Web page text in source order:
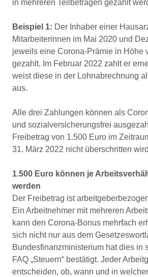
in mehreren Teilbeträgen gezahlt
Beispiel 1: Der Inhaber einer
Mitarbeiterinnen im Mai 2020 und
jeweils eine Corona-Prämie in Höhe
gezahlt. Im Februar 2022 zahlt er
weist diese in der Lohnabrechnung
aus.
Alle drei Zahlungen können als
und sozialversicherungsfrei
Freibetrag von 1.500 Euro im
31. März 2022 nicht überschritten
1.500 Euro können je
werden
Der Freibetrag ist
Ein Arbeitnehmer mit mehreren
kann den Corona-Bonus mehrfach
sich nicht nur aus dem
Bundesfinanzministerium hat dies in
FAQ „Steuern“ bestätigt. Jeder
entscheiden, ob, wann und in